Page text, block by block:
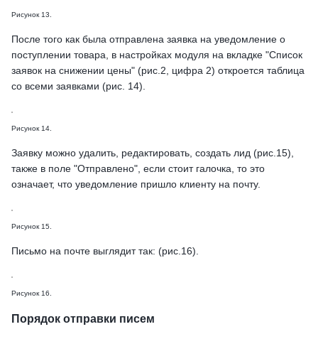
Рисунок 13.
После того как была отправлена заявка на уведомление о
поступлении товара, в настройках модуля на вкладке "Список
заявок на снижении цены" (рис.2, цифра 2) откроется таблица
со всеми заявками (рис. 14).
Рисунок 14.
Заявку можно удалить, редактировать, создать лид (рис.15),
также в поле "Отправлено", если стоит галочка, то это
означает, что уведомление пришло клиенту на почту.
Рисунок 15.
Письмо на почте выглядит так: (рис.16).
Рисунок 16.
Порядок отправки писем